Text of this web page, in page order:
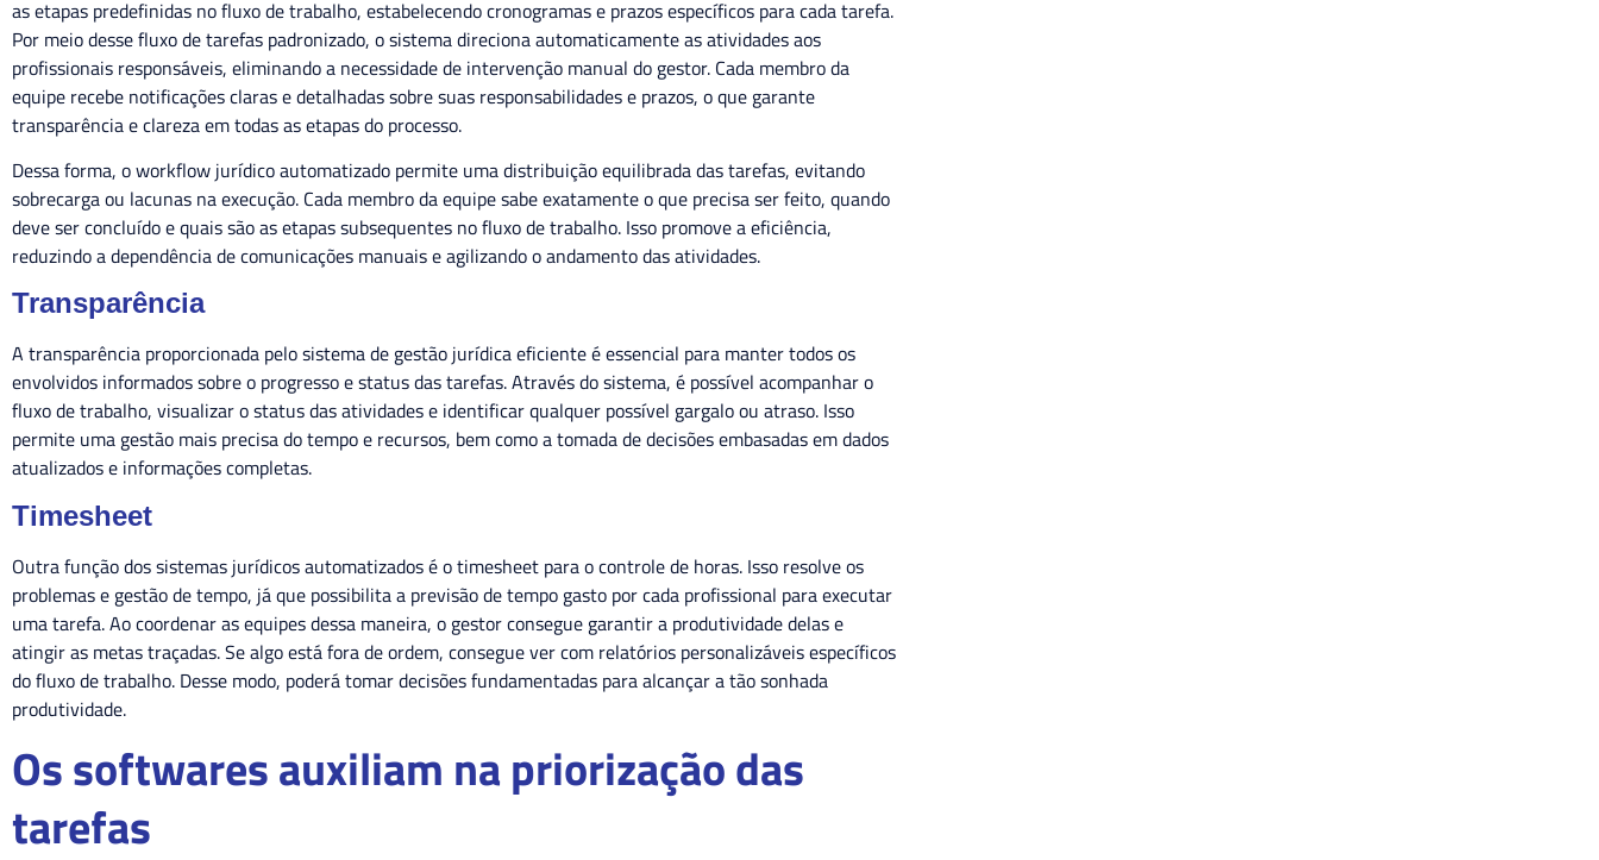
as etapas predefinidas no fluxo de trabalho, estabelecendo cronogramas e prazos específicos para cada tarefa.
Por meio desse fluxo de tarefas padronizado, o sistema direciona automaticamente as atividades aos
profissionais responsáveis, eliminando a necessidade de intervenção manual do gestor. Cada membro da
equipe recebe notificações claras e detalhadas sobre suas responsabilidades e prazos, o que garante
transparência e clareza em todas as etapas do processo.
Dessa forma, o workflow jurídico automatizado permite uma distribuição equilibrada das tarefas, evitando
sobrecarga ou lacunas na execução. Cada membro da equipe sabe exatamente o que precisa ser feito, quando
deve ser concluído e quais são as etapas subsequentes no fluxo de trabalho. Isso promove a eficiência,
reduzindo a dependência de comunicações manuais e agilizando o andamento das atividades.
Transparência
A transparência proporcionada pelo sistema de gestão jurídica eficiente é essencial para manter todos os
envolvidos informados sobre o progresso e status das tarefas. Através do sistema, é possível acompanhar o
fluxo de trabalho, visualizar o status das atividades e identificar qualquer possível gargalo ou atraso. Isso
permite uma gestão mais precisa do tempo e recursos, bem como a tomada de decisões embasadas em dados
atualizados e informações completas.
Timesheet
Outra função dos sistemas jurídicos automatizados é o timesheet para o controle de horas. Isso resolve os
problemas e gestão de tempo, já que possibilita a previsão de tempo gasto por cada profissional para executar
uma tarefa. Ao coordenar as equipes dessa maneira, o gestor consegue garantir a produtividade delas e
atingir as metas traçadas. Se algo está fora de ordem, consegue ver com relatórios personalizáveis específicos
do fluxo de trabalho. Desse modo, poderá tomar decisões fundamentadas para alcançar a tão sonhada
produtividade.
Os softwares auxiliam na priorização das
tarefas